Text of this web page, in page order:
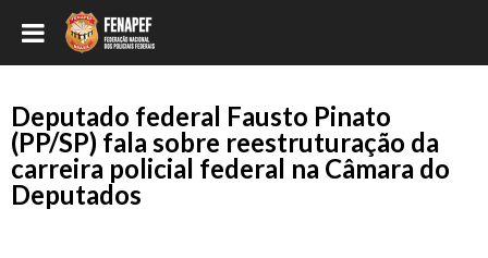
Deputado federal Fausto Pinato
(PP/SP) fala sobre reestruturação da
carreira policial federal na Câmara do
Deputados